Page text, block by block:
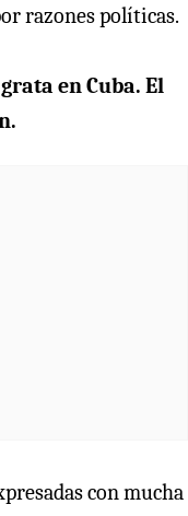
razones políticas.
en Cuba. El
con mucha